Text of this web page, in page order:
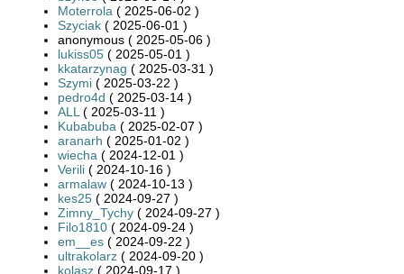
Moterrola ( 2025-06-02 )
Szyciak ( 2025-06-01 )
anonymous ( 2025-05-06 )
lukiss05 ( 2025-05-01 )
kkatarzynag ( 2025-03-31 )
Szymi ( 2025-03-22 )
pedro4d ( 2025-03-14 )
ALL ( 2025-03-11 )
Kubabuba ( 2025-02-07 )
aranarh ( 2025-01-02 )
wiecha ( 2024-12-01 )
Verili ( 2024-10-16 )
armalaw ( 2024-10-13 )
kes25 ( 2024-09-27 )
Zimny_Tychy ( 2024-09-27 )
Filo1810 ( 2024-09-24 )
em__es ( 2024-09-22 )
ultrakolarz ( 2024-09-20 )
kolasz ( 2024-09-17 )